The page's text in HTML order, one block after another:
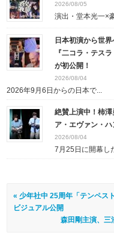
2026/08/05
演出・堂本光一×
日本初演から世
『二コラ・テス
が初公開！
2026/08/04
2026年9月6日からの日本で...
絶賛上演中！柿
ア・エヴァン・
2026/08/04
7月25日に開幕し
« 少年社中 25周年「テンペス
ビジュアル公開
森田剛主演、三